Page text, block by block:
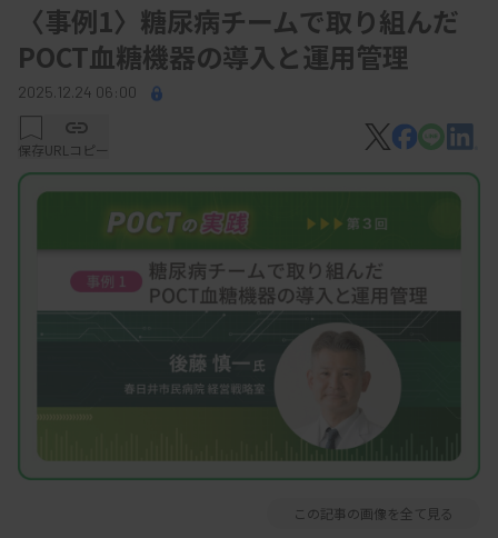
〈事例1〉糖尿病チームで取り組んだ
POCT血糖機器の導入と運用管理
2025.12.24 06:00
保存URLコピー
この記事の画像を全て見る